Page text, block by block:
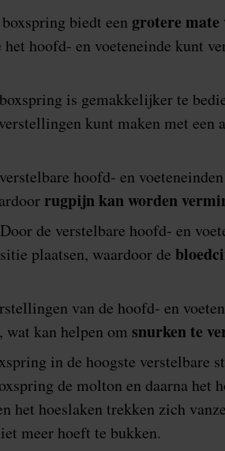
biedt een grotere
hoofd- en voeteneinde kunt
is gemakkelijker te
kunt maken met een
hoofd- en
rugpijn kan worden
de verstelbare hoofd- en
plaatsen, waardoor de
van de hoofd- en
wat kan helpen om snurken te
in de hoogste verstelbare
de molton en daarna het
het hoeslaken trekken zich
meer hoeft te bukken.